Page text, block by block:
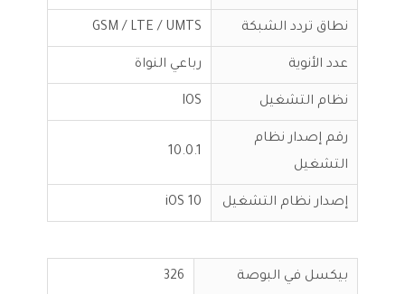
نطاق تردد الشبكة GSM / LTE / UMTS
عدد الأنوية رباعي النواة
نظام التشغيل IOS
رقم إصدار نظام
التشغيل
10.0.1
إصدار نظام التشغيل iOS 10
بيكسل في البوصة 326